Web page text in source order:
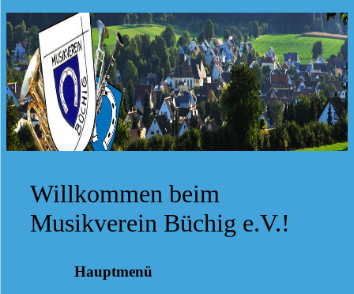
Willkommen beim
Musikverein Büchig e.V.!
Hauptmenü